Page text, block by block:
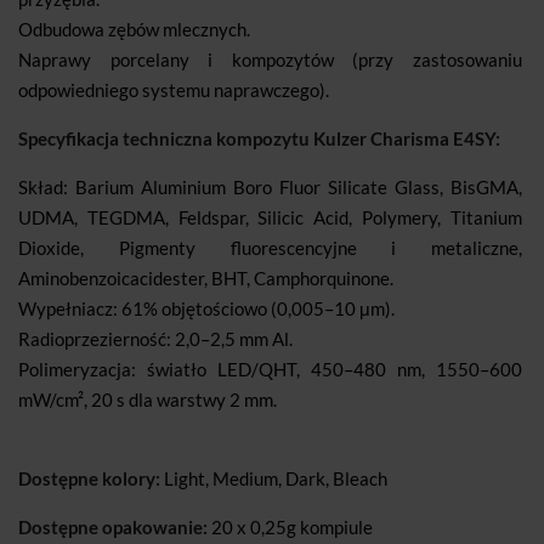
Odbudowa zębów mlecznych.
Naprawy porcelany i kompozytów (przy zastosowaniu
odpowiedniego systemu naprawczego).
Specyfikacja techniczna kompozytu Kulzer Charisma E4SY:
Skład: Barium Aluminium Boro Fluor Silicate Glass, BisGMA,
UDMA, TEGDMA, Feldspar, Silicic Acid, Polymery, Titanium
Dioxide, Pigmenty fluorescencyjne i metaliczne,
Aminobenzoicacidester, BHT, Camphorquinone.
Wypełniacz: 61% objętościowo (0,005–10 μm).
Radioprzezierność: 2,0–2,5 mm Al.
Polimeryzacja: światło LED/QHT, 450–480 nm, 1550–600
mW/cm², 20 s dla warstwy 2 mm.
Dostępne kolory: Light, Medium, Dark, Bleach
Dostępne opakowanie: 20 x 0,25g kompiule